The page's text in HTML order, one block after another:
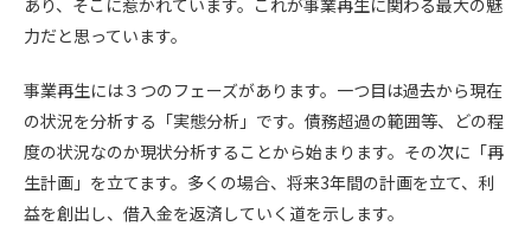
力だと思っています。
事業再生には３つのフェーズがあります。一つ目は過去から現在
の状況を分析する「実態分析」です。債務超過の範囲等、どの程
度の状況なのか現状分析することから始まります。その次に「再
生計画」を立てます。多くの場合、将来3年間の計画を立て、利
益を創出し、借入金を返済していく道を示します。